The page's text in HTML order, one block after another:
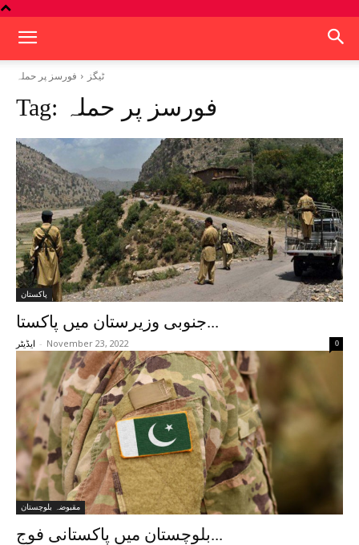
ٹیگز فورسز پر حملہ
Tag: فورسز پر حملہ
پاکستان
جنوبی وزیرستان میں پاکستا...
ایڈیٹر - November 23, 2022 0
مقبوضہ بلوچستان
بلوچستان میں پاکستانی فوج...